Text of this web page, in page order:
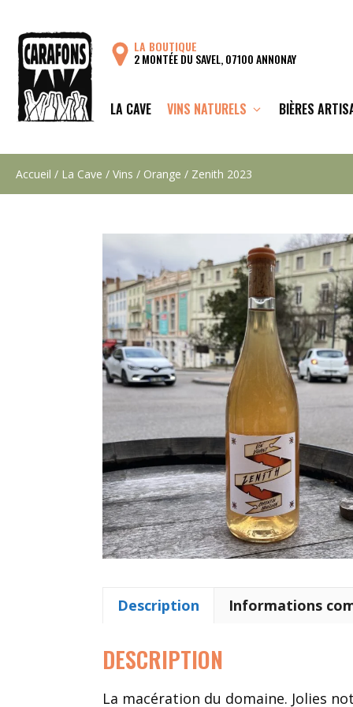
contenu
LA CAVE VINS NATURELS BIÈRES
LA BOUTIQUE
2 MONTÉE DU SAVEL, 07100 ANNONAY
Accueil / La Cave / Vins / Orange / Zenith 2023
Description Informations
DESCRIPTION
La macération du domaine. Jolies